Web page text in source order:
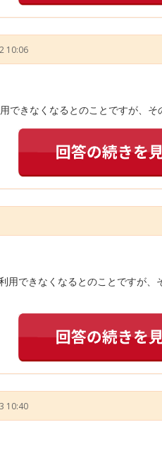
10:06
できなくなるとのことですが
用できなくなるとのことですが
10:40